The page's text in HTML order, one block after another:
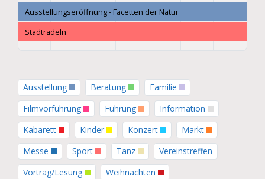
Ausstellungseröffnung - Facetten der Natur
Stadtradeln
Ausstellung Beratung
Familie
Filmvorführung
Führung
Information
Kabarett
Kinder Konzert
Markt
Messe
Sport Tanz
Vereinstreffen
Vortrag/Lesung
Weihnachten